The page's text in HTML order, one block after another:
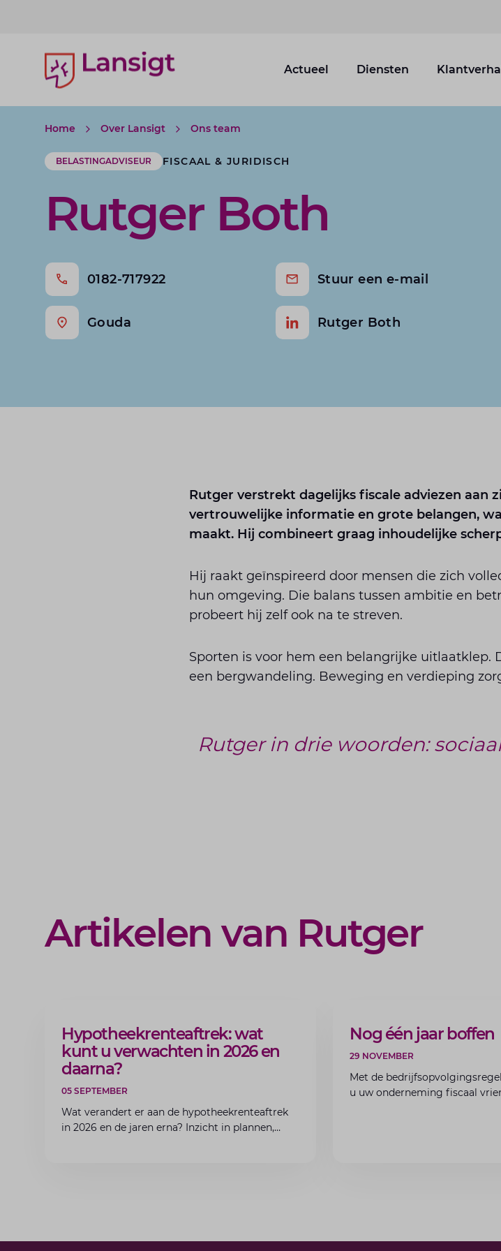
Lansigt Accountants logo
Actueel Diensten
Home Over Lansigt Ons team
BELASTINGADVISEUR FISCAAL & JURIDISCH
Rutger Both
0182-717922 Stuur een e-mail
Gouda Rutger Both
Rutger verstrekt dagelijks fiscale adviezen aan
vertrouwelijke informatie en grote belangen,
maakt. Hij combineert graag inhoudelijke
Hij raakt geïnspireerd door mensen die zich
hun omgeving. Die balans tussen ambitie en
probeert hij zelf ook na te streven.
Sporten is voor hem een belangrijke uitlaatklep.
een bergwandeling. Beweging en verdieping
Rutger in drie woorden:
Artikelen van Rutger
BLOG
Hypotheekrenteaftrek: wat
kunt u verwachten in 2026 en
daarna?
05 SEPTEMBER
Wat verandert er aan de hypotheekrenteaftrek
in 2026 en de jaren erna? Inzicht in plannen,
BLOG
Nog één jaar boffen
29 NOVEMBER
Met de
u uw onderneming fiscaal